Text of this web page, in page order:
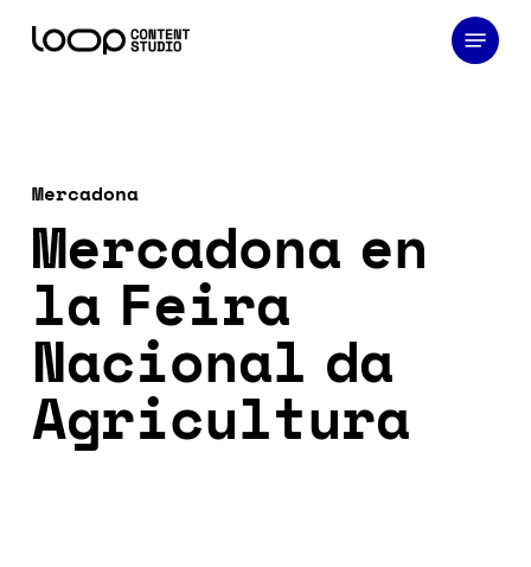
Menu
Mercadona
Mercadona en
la Feira
Nacional da
Agricultura